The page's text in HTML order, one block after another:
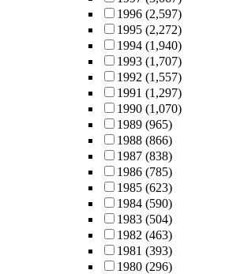
1996 (2,597)
1995 (2,272)
1994 (1,940)
1993 (1,707)
1992 (1,557)
1991 (1,297)
1990 (1,070)
1989 (965)
1988 (866)
1987 (838)
1986 (785)
1985 (623)
1984 (590)
1983 (504)
1982 (463)
1981 (393)
1980 (296)